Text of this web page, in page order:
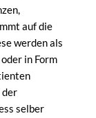
auf die
werden als
in Form
der
selber